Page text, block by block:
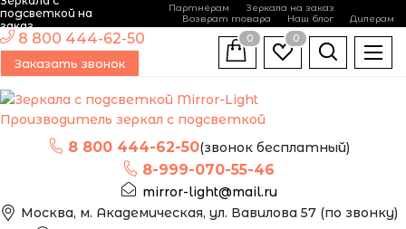
подсветкой на
заказ
Партнёрам
Зеркала на заказ
Возврат товара
Наш блог Дилерам
Производитель зеркал с подсветкой
8 800 444-62-50(звонок бесплатный)
8-999-070-55-46
mirror-light@mail.ru
Москва, м. Академическая, ул. Вавилова 57 (по звонку)
8 800 444-62-50
Заказать звонок
0
0